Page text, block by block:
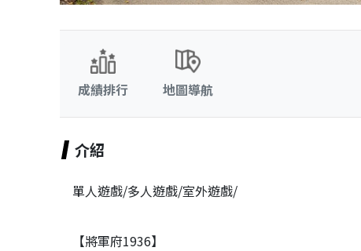
成績排行 地圖導航
介紹
單人遊戲/多人遊戲/室外遊戲/
【將軍府1936】